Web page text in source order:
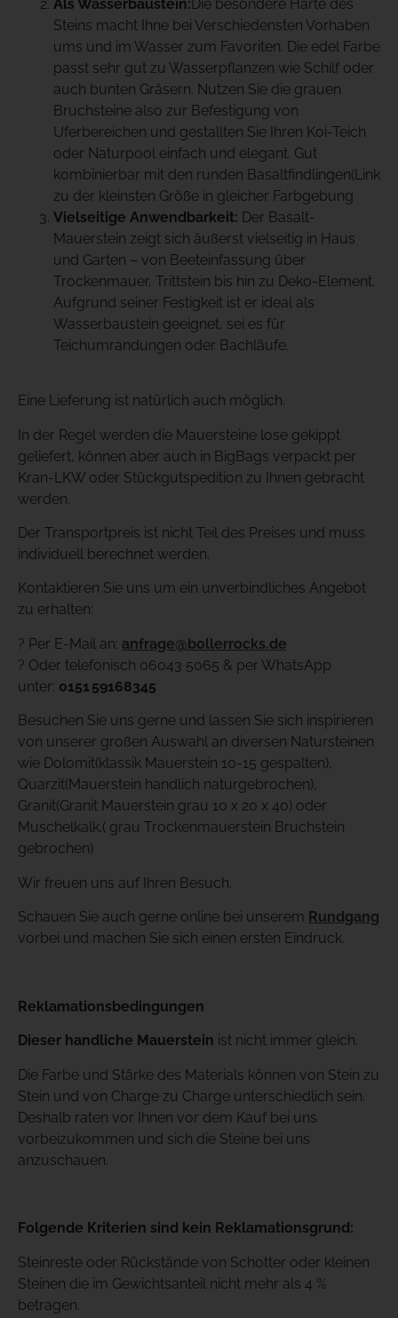
Als Wasserbaustein: Die besondere Härte des
Steins macht Ihne bei Verschiedensten Vorhaben
ums und im Wasser zum Favoriten. Die edel Farbe
passt sehr gut zu Wasserpflanzen wie Schilf oder
auch bunten Gräsern. Nutzen Sie die grauen
Bruchsteine also zur Befestigung von
Uferbereichen und gestallten Sie Ihren Koi-Teich
oder Naturpool einfach und elegant. Gut
kombinierbar mit den runden Basaltfindlingen(Link
zu der kleinsten Größe in gleicher Farbgebung
Vielseitige Anwendbarkeit: Der Basalt-
Mauerstein zeigt sich äußerst vielseitig in Haus
und Garten – von Beeteinfassung über
Trockenmauer, Trittstein bis hin zu Deko-Element.
Aufgrund seiner Festigkeit ist er ideal als
Wasserbaustein geeignet, sei es für
Teichumrandungen oder Bachläufe.
Eine Lieferung ist natürlich auch möglich.
In der Regel werden die Mauersteine lose gekippt
geliefert, können aber auch in BigBags verpackt per
Kran-LKW oder Stückgutspedition zu Ihnen gebracht
werden.
Der Transportpreis ist nicht Teil des Preises und muss
individuell berechnet werden.
Kontaktieren Sie uns um ein unverbindliches Angebot
zu erhalten:
? Per E-Mail an: anfrage@bollerrocks.de
? Oder telefonisch 06043 5065 & per WhatsApp
unter: 0151 59168345
Besuchen Sie uns gerne und lassen Sie sich inspirieren
von unserer großen Auswahl an diversen Natursteinen
wie Dolomit(klassik Mauerstein 10-15 gespalten),
Quarzit(Mauerstein handlich naturgebrochen),
Granit(Granit Mauerstein grau 10 x 20 x 40) oder
Muschelkalk.( grau Trockenmauerstein Bruchstein
gebrochen)
Wir freuen uns auf Ihren Besuch.
Schauen Sie auch gerne online bei unserem Rundgang
vorbei und machen Sie sich einen ersten Eindruck.
Reklamationsbedingungen
Dieser handliche Mauerstein ist nicht immer gleich.
Die Farbe und Stärke des Materials können von Stein zu
Stein und von Charge zu Charge unterschiedlich sein.
Deshalb raten vor Ihnen vor dem Kauf bei uns
vorbeizukommen und sich die Steine bei uns
anzuschauen.
Folgende Kriterien sind kein Reklamationsgrund:
Steinreste oder Rückstände von Schotter oder kleinen
Steinen die im Gewichtsanteil nicht mehr als 4 %
betragen.